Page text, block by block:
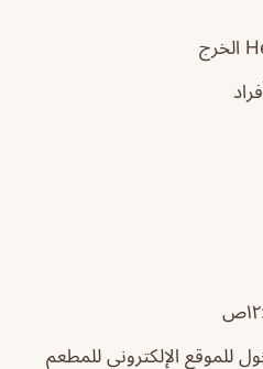
للموقع الإلكتروني للمطعم